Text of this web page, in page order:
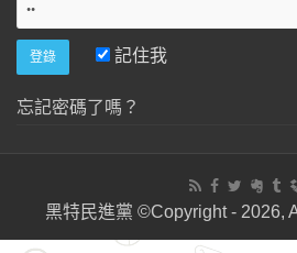
記住我
忘記密碼了嗎？
黑特民進黨 ©Copyright - 2026,